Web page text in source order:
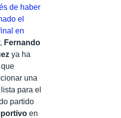
de haber
el
en
, Fernando
ya ha
una
para el
partido
en